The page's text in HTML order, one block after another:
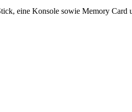
eine Konsole sowie Memory